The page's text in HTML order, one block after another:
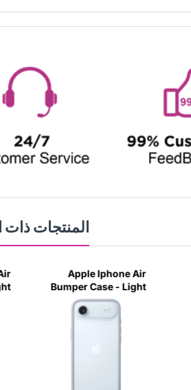
المنتجات ذات
Apple Iphone Air
Bumper Case - Light